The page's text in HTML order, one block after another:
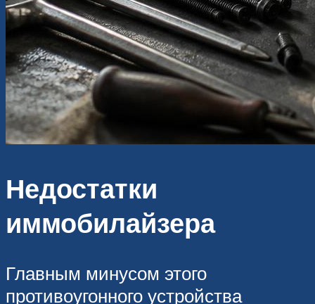
Недостатки
иммобилайзера
Главным минусом этого
противоугонного устройства